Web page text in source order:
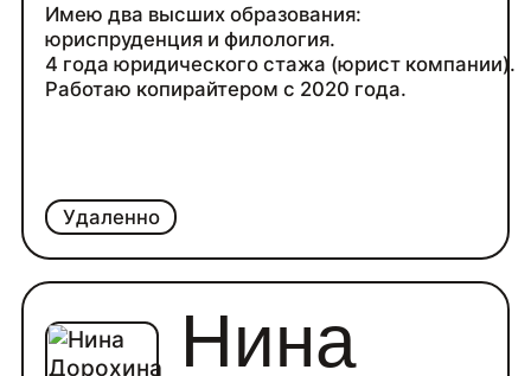
Удаленно
Имею два высших образования:
юриспруденция и филология.
4 года юридического стажа (юрист компании).
Работаю копирайтером с 2020 года.
Нина